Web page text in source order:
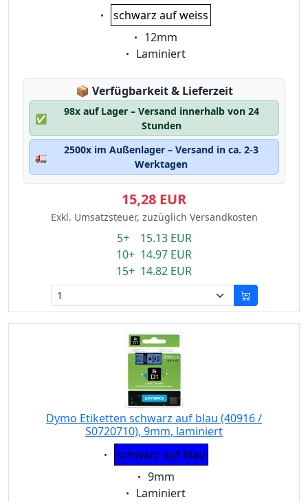
Eigenschaft:
schwarz auf weiss
Eigenschaft:
12mm
Eigenschaft:
Laminiert
📦 Lagerstatus:
Verfügbarkeit & Lieferzeit
✅
98x auf Lager – Versand innerhalb von 24
Stunden
🚛
2500x im Außenlager – Versand in ca. 2-3
Werktagen
15,28 EUR
Exkl. Umsatzsteuer, zuzüglich Versandkosten
5+ 15.13 EUR
10+ 14.97 EUR
15+ 14.82 EUR
Dymo Etiketten schwarz auf blau (40916 /
S0720710), 9mm, laminiert
Eigenschaft:
schwarz auf blau
Eigenschaft:
9mm
Eigenschaft:
Laminiert